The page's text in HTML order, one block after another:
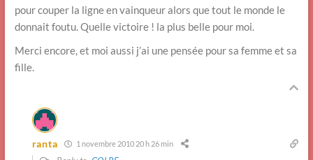
pour couper la ligne en vainqueur alors que tout le monde le
donnait foutu. Quelle victoire ! la plus belle pour moi.
Merci encore, et moi aussi j’ai une pensée pour sa femme et sa
fille.
ranta 1 novembre 2010 20 h 26 min